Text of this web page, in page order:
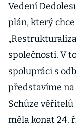
Vedení
plán, který
společnosti. V
spolupráci s
představíme na
Schůze
měla konat 24.